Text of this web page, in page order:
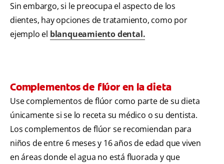
Sin embargo, si le preocupa el aspecto de los
dientes, hay opciones de tratamiento, como por
ejemplo el blanqueamiento dental.
Complementos de flúor en la dieta
Use complementos de flúor como parte de su dieta
únicamente si se lo receta su médico o su dentista.
Los complementos de flúor se recomiendan para
niños de entre 6 meses y 16 años de edad que viven
en áreas donde el agua no está fluorada y que